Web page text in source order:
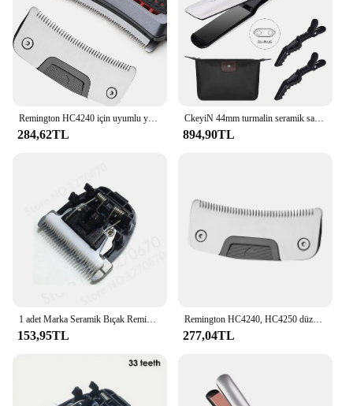
284,62TL
CkeyiN 44mm turmalin seramik saç düzleştirici LCD ekran hızlı isıtma düz demir ayarlanabilir sıcaklık düzleştirme demir
894,90TL
153,95TL
Remington HC4240, HC4250 düzeltici saç makasları, kısayol, kendi kendine saç kesimi kiti ile uyumlu profesyonel yedek bıçak…
277,04TL